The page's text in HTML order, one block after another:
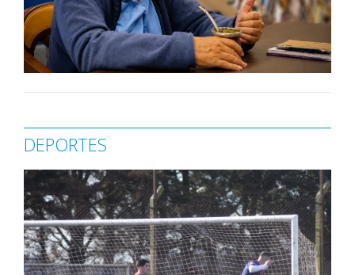
DEPORTES